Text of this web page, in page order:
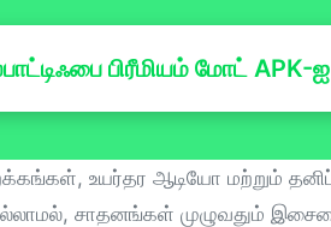
பிரீமியம் மோட் APK-ஐ
உயர்தர ஆடியோ மற்றும்
சாதனங்கள் முழுவதும்